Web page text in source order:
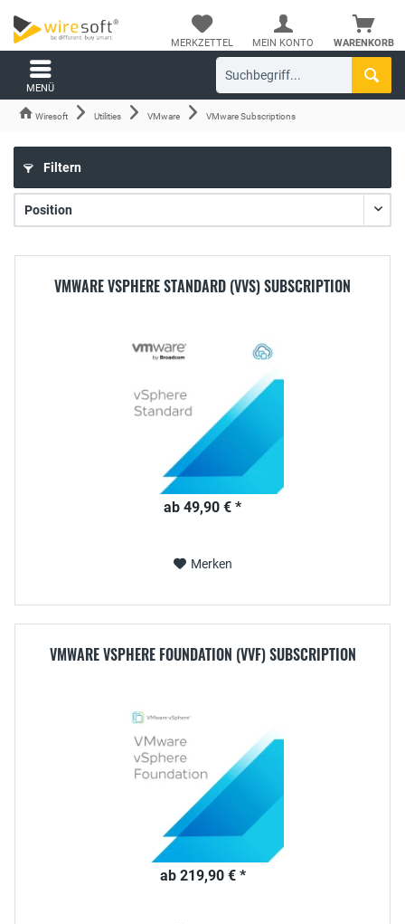
WARENKORB
MERKZETTEL MEIN KONTO
MENÜ
Wiresoft Utilities VMware VMware Subscriptions
Filtern
VMWARE VSPHERE STANDARD (VVS) SUBSCRIPTION
ab 49,90 € *
Merken
VMWARE VSPHERE FOUNDATION (VVF) SUBSCRIPTION
ab 219,90 € *